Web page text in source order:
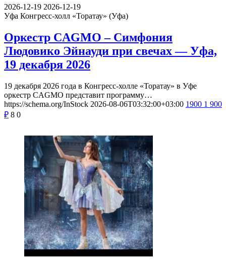
2026-12-19 2026-12-19
Уфа Конгресс-холл «Торатау» (Уфа)
Оркестр CAGMO – Симфония
Людовико Эйнауди при свечах — Уфа,
19 декабря 2026
19 декабря 2026 года в Конгресс-холле «Торатау» в Уфе
оркестр CAGMO представит программу…
https://schema.org/InStock 2026-08-06T03:32:00+03:00 1900 1 900
₽ 8 0